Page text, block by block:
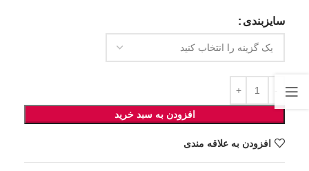
سایزبندی
افزودن به سبد خرید
افزودن به علاقه مندی